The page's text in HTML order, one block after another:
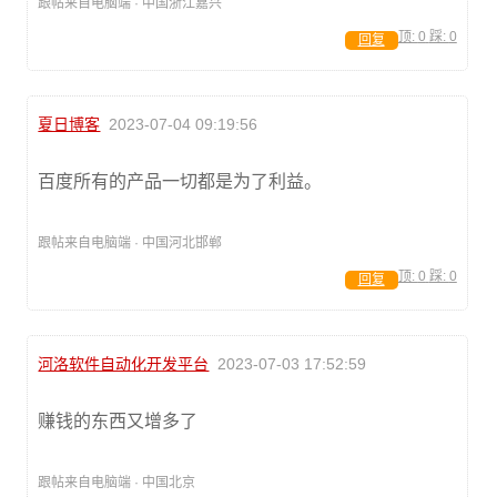
跟帖来自电脑端 · 中国浙江嘉兴
顶: 0 踩: 0
回复
夏日博客 2023-07-04 09:19:56
百度所有的产品一切都是为了利益。
跟帖来自电脑端 · 中国河北邯郸
顶: 0 踩: 0
回复
河洛软件自动化开发平台 2023-07-03 17:52:59
赚钱的东西又增多了
跟帖来自电脑端 · 中国北京